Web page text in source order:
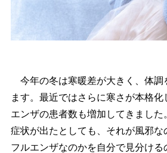
今年の冬は寒暖差が大きく、体調
ます。最近ではさらに寒さが本格
エンザの患者数も増加してきました
症状が出たとしても、それが風邪な
フルエンザなのかを自分で見分け